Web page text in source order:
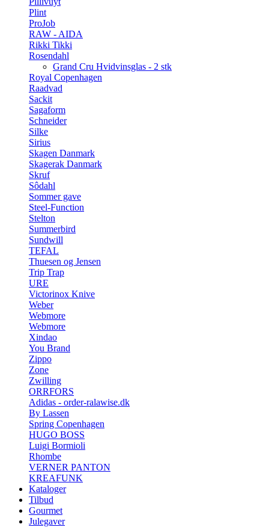
Plint
ProJob
RAW - AIDA
Rikki Tikki
Rosendahl
Grand Cru Hvidvinsglas - 2 stk
Royal Copenhagen
Raadvad
Sackit
Sagaform
Schneider
Silke
Sirius
Skagen Danmark
Skagerak Danmark
Skruf
Sôdahl
Sommer gave
Steel-Function
Stelton
Summerbird
Sundwill
TEFAL
Thuesen og Jensen
Trip Trap
URE
Victorinox Knive
Weber
Webmore
Webmore
Xindao
You Brand
Zippo
Zone
Zwilling
ORRFORS
Adidas - order-ralawise.dk
By Lassen
Spring Copenhagen
HUGO BOSS
Luigi Bormioli
Rhombe
VERNER PANTON
KREAFUNK
Kataloger
Tilbud
Gourmet
Julegaver